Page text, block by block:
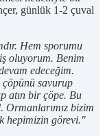
günlük 1-2 çuval
Hem sporumu
oluyorum. Benim
edeceğim.
savurup
atın bir çöpe. Bu
Ormanlarımız bizim
hepimizin görevi."